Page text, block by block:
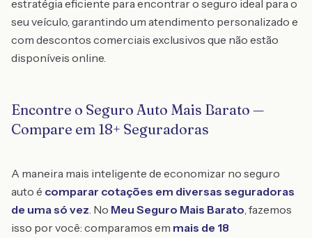
estratégia eficiente para encontrar o seguro ideal para o
seu veículo, garantindo um atendimento personalizado e
com descontos comerciais exclusivos que não estão
disponíveis online.
Encontre o Seguro Auto Mais Barato —
Compare em 18+ Seguradoras
A maneira mais inteligente de economizar no seguro
auto é comparar cotações em diversas seguradoras
de uma só vez. No Meu Seguro Mais Barato, fazemos
isso por você: comparamos em mais de 18